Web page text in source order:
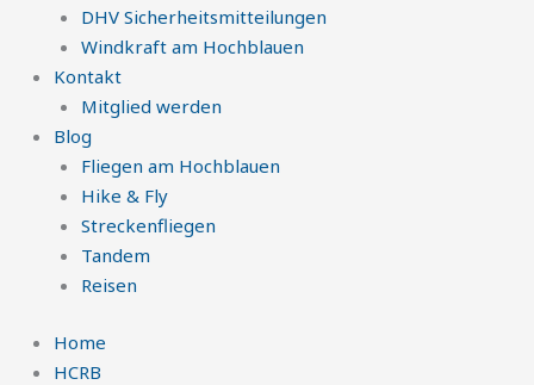
DHV Sicherheitsmitteilungen
Windkraft am Hochblauen
Kontakt
Mitglied werden
Blog
Fliegen am Hochblauen
Hike & Fly
Streckenfliegen
Tandem
Reisen
Home
HCRB